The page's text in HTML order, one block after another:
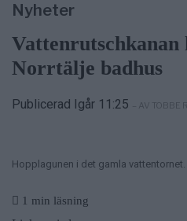
Nyheter
Vattenrutschkanan
Norrtälje badhus
Publicerad Igår 11:25 – AV TOBBE
Hopplagunen i det gamla vattentornet.
1 min läsning